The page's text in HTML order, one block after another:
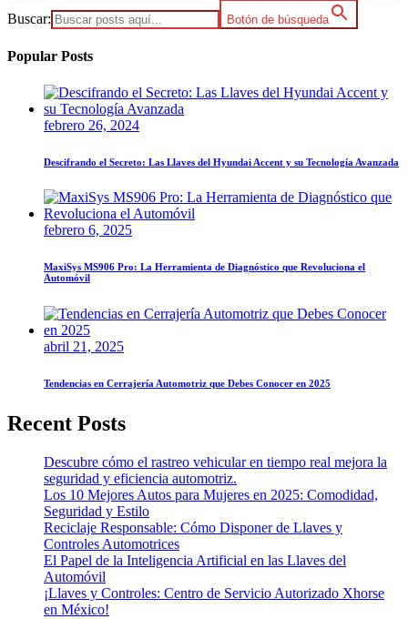
Buscar: Botón de búsqueda
Popular Posts
febrero 26, 2024
Descifrando el Secreto: Las Llaves del Hyundai Accent y su Tecnología Avanzada
febrero 6, 2025
MaxiSys MS906 Pro: La Herramienta de Diagnóstico que Revoluciona el
Automóvil
abril 21, 2025
Tendencias en Cerrajería Automotriz que Debes Conocer en 2025
Recent Posts
Descubre cómo el rastreo vehicular en tiempo real mejora la
seguridad y eficiencia automotriz.
Los 10 Mejores Autos para Mujeres en 2025: Comodidad,
Seguridad y Estilo
Reciclaje Responsable: Cómo Disponer de Llaves y
Controles Automotrices
El Papel de la Inteligencia Artificial en las Llaves del
Automóvil
¡Llaves y Controles: Centro de Servicio Autorizado Xhorse
en México!